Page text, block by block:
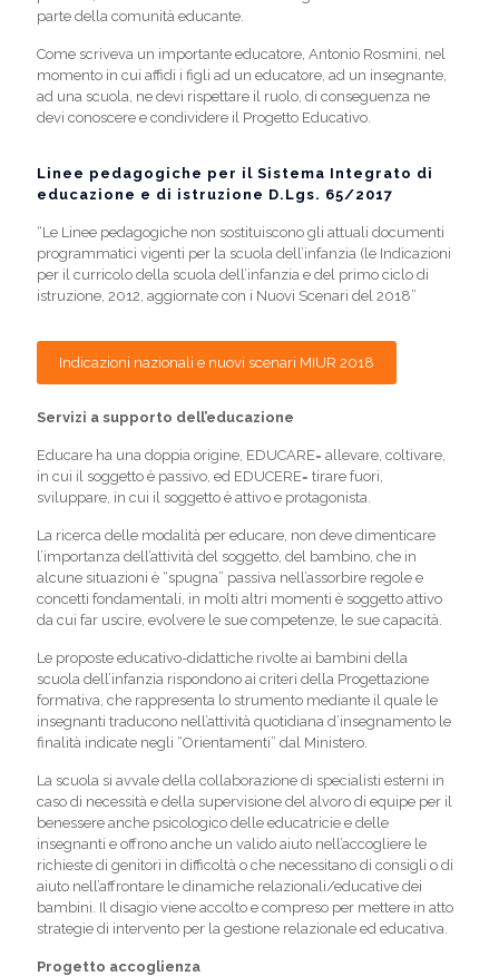
parte della comunità educante.
Come scriveva un importante educatore, Antonio Rosmini, nel
momento in cui affidi i figli ad un educatore, ad un insegnante,
ad una scuola, ne devi rispettare il ruolo, di conseguenza ne
devi conoscere e condividere il Progetto Educativo.
Linee pedagogiche per il Sistema Integrato di
educazione e di istruzione D.Lgs. 65/2017
“Le Linee pedagogiche non sostituiscono gli attuali documenti
programmatici vigenti per la scuola dell’infanzia (le Indicazioni
per il curricolo della scuola dell’infanzia e del primo ciclo di
istruzione, 2012, aggiornate con i Nuovi Scenari del 2018”
Indicazioni nazionali e nuovi scenari MIUR 2018
Servizi a supporto dell’educazione
Educare ha una doppia origine, EDUCARE= allevare, coltivare,
in cui il soggetto è passivo, ed EDUCERE= tirare fuori,
sviluppare, in cui il soggetto è attivo e protagonista.
La ricerca delle modalità per educare, non deve dimenticare
l’importanza dell’attività del soggetto, del bambino, che in
alcune situazioni è “spugna” passiva nell’assorbire regole e
concetti fondamentali, in molti altri momenti è soggetto attivo
da cui far uscire, evolvere le sue competenze, le sue capacità.
Le proposte educativo-didattiche rivolte ai bambini della
scuola dell’infanzia rispondono ai criteri della Progettazione
formativa, che rappresenta lo strumento mediante il quale le
insegnanti traducono nell’attività quotidiana d’insegnamento le
finalità indicate negli “Orientamenti” dal Ministero.
La scuola si avvale della collaborazione di specialisti esterni in
caso di necessità e della supervisione del alvoro di equipe per il
benessere anche psicologico delle educatricie e delle
insegnanti e offrono anche un valido aiuto nell’accogliere le
richieste di genitori in difficoltà o che necessitano di consigli o di
aiuto nell’affrontare le dinamiche relazionali/educative dei
bambini. Il disagio viene accolto e compreso per mettere in atto
strategie di intervento per la gestione relazionale ed educativa.
Progetto accoglienza